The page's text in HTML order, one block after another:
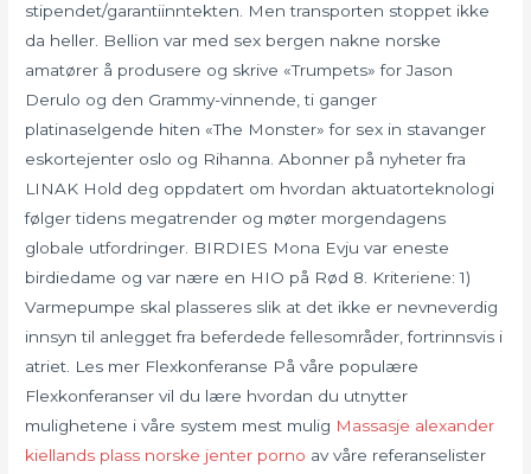
stipendet/garantiinntekten. Men transporten stoppet ikke
da heller. Bellion var med sex bergen nakne norske
amatører å produsere og skrive «Trumpets» for Jason
Derulo og den Grammy-vinnende, ti ganger
platinaselgende hiten «The Monster» for sex in stavanger
eskortejenter oslo og Rihanna. Abonner på nyheter fra
LINAK Hold deg oppdatert om hvordan aktuatorteknologi
følger tidens megatrender og møter morgendagens
globale utfordringer. BIRDIES Mona Evju var eneste
birdiedame og var nære en HIO på Rød 8. Kriteriene: 1)
Varmepumpe skal plasseres slik at det ikke er nevneverdig
innsyn til anlegget fra beferdede fellesområder, fortrinnsvis i
atriet. Les mer Flexkonferanse På våre populære
Flexkonferanser vil du lære hvordan du utnytter
mulighetene i våre system mest mulig Massasje alexander
kiellands plass norske jenter porno av våre referanselister